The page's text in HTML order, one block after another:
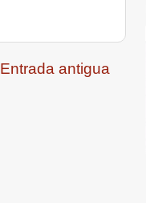
Entrada antigua